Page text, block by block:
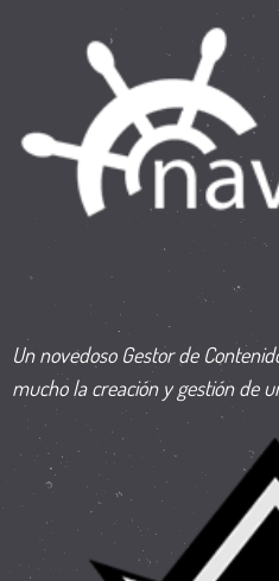
Un novedoso Gestor de
mucho la creación y gestión de